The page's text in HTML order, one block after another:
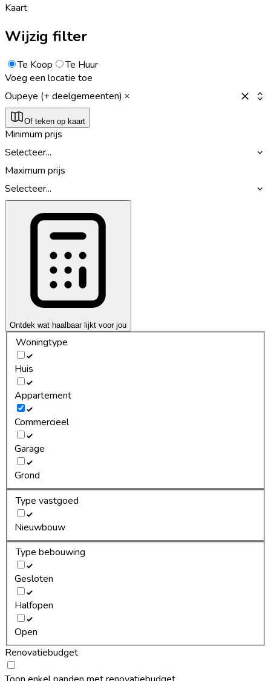
Kaart
Wijzig filter
Te Koop
Te Huur
Voeg een locatie toe
Oupeye (+ deelgemeenten)
Of teken op kaart
Minimum prijs
Selecteer...
Maximum prijs
Selecteer...
Ontdek wat haalbaar lijkt voor jou
Woningtype
Huis
Appartement
Commercieel
Garage
Grond
Type vastgoed
Nieuwbouw
Type bebouwing
Gesloten
Halfopen
Open
Renovatiebudget